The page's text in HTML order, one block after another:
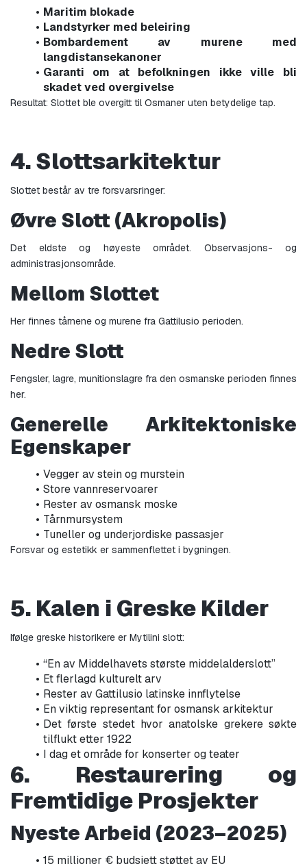
Maritim blokade
Landstyrker med beleiring
Bombardement av murene med
langdistansekanoner
Garanti om at befolkningen ikke ville bli
skadet ved overgivelse
Resultat: Slottet ble overgitt til Osmaner uten betydelige tap.
4. Slottsarkitektur
Slottet består av tre forsvarsringer:
Øvre Slott (Akropolis)
Det eldste og høyeste området. Observasjons- og
administrasjonsområde.
Mellom Slottet
Her finnes tårnene og murene fra Gattilusio perioden.
Nedre Slott
Fengsler, lagre, munitionslagre fra den osmanske perioden finnes
her.
Generelle Arkitektoniske
Egenskaper
Vegger av stein og murstein
Store vannreservoarer
Rester av osmansk moske
Tårnmursystem
Tuneller og underjordiske passasjer
Forsvar og estetikk er sammenflettet i bygningen.
5. Kalen i Greske Kilder
Ifølge greske historikere er Mytilini slott:
“En av Middelhavets største middelalderslott”
Et flerlagd kulturelt arv
Rester av Gattilusio latinske innflytelse
En viktig representant for osmansk arkitektur
Det første stedet hvor anatolske grekere søkte
tilflukt etter 1922
I dag et område for konserter og teater
6. Restaurering og
Fremtidige Prosjekter
Nyeste Arbeid (2023–2025)
15 millioner € budsjett støttet av EU